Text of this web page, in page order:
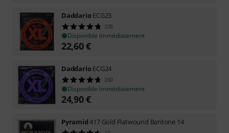
DaddarioECG23
335
Disponible immédiatement
22,60€
DaddarioECG24
350
Disponible immédiatement
24,90€
Pyramid417 Gold Flatwound Baritone 14